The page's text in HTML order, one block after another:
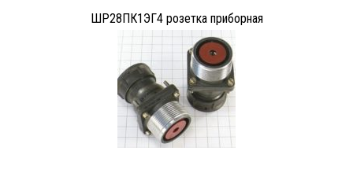
ШР28ПК1ЭГ4 розетка приборная